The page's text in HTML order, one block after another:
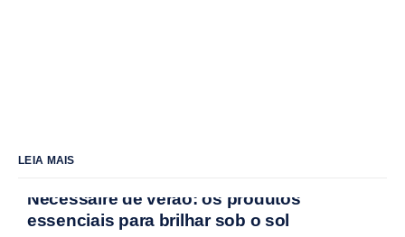
LEIA MAIS
Nécessaire de verão: os produtos
essenciais para brilhar sob o sol